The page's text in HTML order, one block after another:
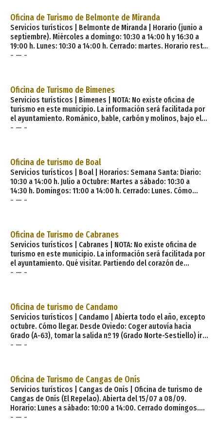
Asturias en menos de dos horas y medi
Oficina de Turismo de Belmonte de Miranda
Servicios turísticos | Belmonte de Miranda | Horario (junio a
septiembre). Miércoles a domingo: 10:30 a 14:00 h y 16:30 a
19:00 h. Lunes: 10:30 a 14:00 h. Cerrado: martes. Horario resto
del año: Miércoles a domingo: 9:00 a 14:00 h. Cerrado: Lunes
recibiese tal denominación de Miranda, lo que acarreaba un
- — -
Oficina de Turismo de Bimenes
Servicios turísticos | Bimenes | NOTA: No existe oficina de
turismo en este municipio. La información será facilitada por
el ayuntamiento. Románico, bable, carbón y molinos, bajo el
sereno influjo de Peñamayor, modulan el alma de Bimenes.
entrañas por r
- — -
Oficina de turismo de Boal
Servicios turísticos | Boal | Horarios: Semana Santa: Diario:
10:30 a 14:00 h. Julio a Octubre: Martes a sábado: 10:30 a
14:30 h. Domingos: 11:00 a 14:00 h. Cerrado: Lunes. Cómo
llegar. El municipio de Boal se encuentra en el occidente de
es de aproximadamente
- — -
Oficina de Turismo de Cabranes
Servicios turísticos | Cabranes | NOTA: No existe oficina de
turismo en este municipio. La información será facilitada por
el ayuntamiento. Qué visitar. Partiendo del corazón de
Asturias hasta su costa centro-oriental, la Comarca de la
y suaves montañas de las que des
- — -
Oficina de turismo de Candamo
Servicios turísticos | Candamo | Abierta todo el año, excepto
octubre. Cómo llegar. Desde Oviedo: Coger autovía hacia
Grado (A-63), tomar la salida nº 19 (Grado Norte-Sestiello) ir
hacia Grado por la N 634 y en la entrada encontraremos un
a la izquierd
- — -
Oficina de Turismo de Cangas de Onís
Servicios turísticos | Cangas de Onís | Oficina de turismo de
Cangas de Onís (El Repelao). Abierta del 15/07 a 08/09.
Horario: Lunes a sábado: 10:00 a 14:00. Cerrado domingos.
Repelao (lugar donde la tradición asegura que se efectuó la
- — -